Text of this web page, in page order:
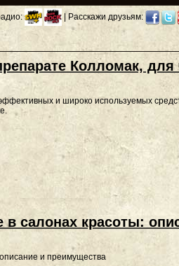
| Расскажи друзьям:
Колломак,
и широко используемых
салонах красоты:
и преимущества